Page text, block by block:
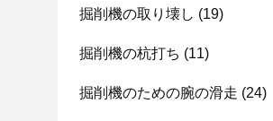
掘削機の取り壊し (19)
掘削機の杭打ち (11)
掘削機のための腕の滑走 (24)